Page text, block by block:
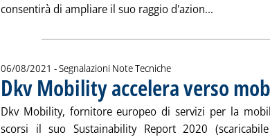
consentirà di ampliare il suo raggio d'azion... Leggi
06/08/2021 - Segnalazioni Note Tecniche
Dkv Mobility accelera verso
. Pubblicata venerdì 06 agosto 2021 alle 10.16.
Dkv Mobility, fornitore europeo di servizi per la
scorsi il suo Sustainability Report 2020